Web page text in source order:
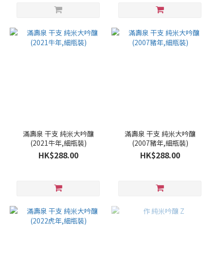
滿壽泉 干支 純米大吟釀
(2021牛年,細瓶裝)
HK$288.00
滿壽泉 干支 純米大吟釀
(2007豬年,細瓶裝)
HK$288.00